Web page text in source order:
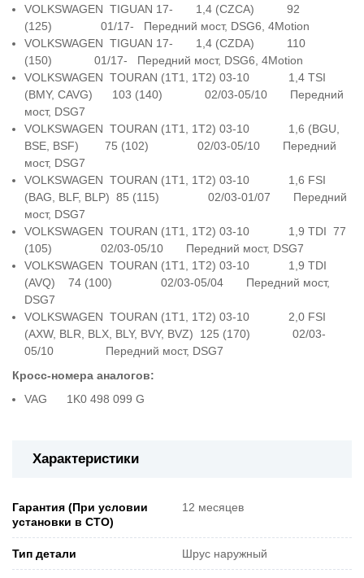
VOLKSWAGEN TIGUAN 17- 1,4 (CZCA) 92
(125) 01/17- Передний мост, DSG6, 4Motion
VOLKSWAGEN TIGUAN 17- 1,4 (CZDA) 110
(150) 01/17- Передний мост, DSG6, 4Motion
VOLKSWAGEN TOURAN (1T1, 1T2) 03-10 1,4 TSI
(BMY, CAVG) 103 (140) 02/03-05/10 Передний
мост, DSG7
VOLKSWAGEN TOURAN (1T1, 1T2) 03-10 1,6 (BGU,
BSE, BSF) 75 (102) 02/03-05/10 Передний
мост, DSG7
VOLKSWAGEN TOURAN (1T1, 1T2) 03-10 1,6 FSI
(BAG, BLF, BLP) 85 (115) 02/03-01/07 Передний
мост, DSG7
VOLKSWAGEN TOURAN (1T1, 1T2) 03-10 1,9 TDI 77
(105) 02/03-05/10 Передний мост, DSG7
VOLKSWAGEN TOURAN (1T1, 1T2) 03-10 1,9 TDI
(AVQ) 74 (100) 02/03-05/04 Передний мост,
DSG7
VOLKSWAGEN TOURAN (1T1, 1T2) 03-10 2,0 FSI
(AXW, BLR, BLX, BLY, BVY, BVZ) 125 (170) 02/03-
05/10 Передний мост, DSG7
Кросс-номера аналогов:
VAG 1K0 498 099 G
Характеристики
Гарантия (При условии
установки в СТО)
12 месяцев
Тип детали Шрус наружный